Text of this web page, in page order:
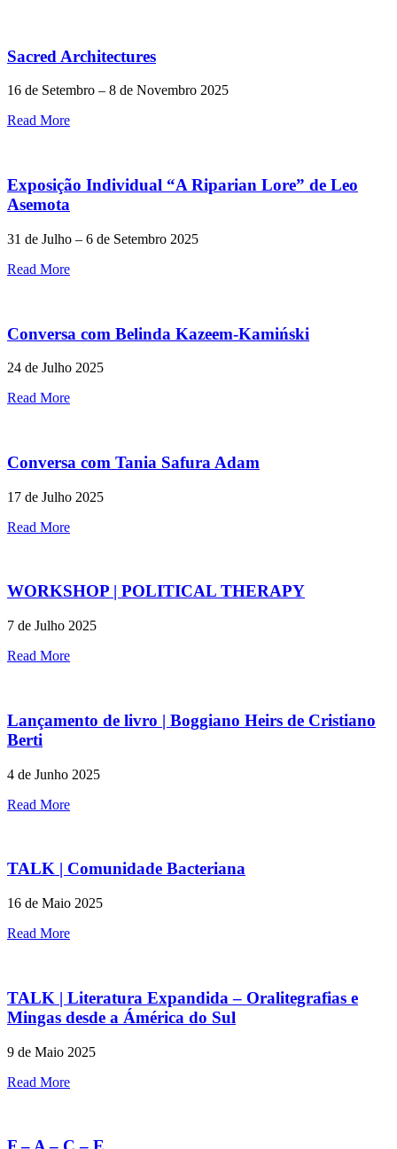
Sacred Architectures
16 de Setembro – 8 de Novembro 2025
Read More
Exposição Individual “A Riparian Lore” de Leo
Asemota
31 de Julho – 6 de Setembro 2025
Read More
Conversa com Belinda Kazeem-Kamiński
24 de Julho 2025
Read More
Conversa com Tania Safura Adam
17 de Julho 2025
Read More
WORKSHOP | POLITICAL THERAPY
7 de Julho 2025
Read More
Lançamento de livro | Boggiano Heirs de Cristiano
Berti
4 de Junho 2025
Read More
TALK | Comunidade Bacteriana
16 de Maio 2025
Read More
TALK | Literatura Expandida – Oralitegrafias e
Mingas desde a Ámérica do Sul
9 de Maio 2025
Read More